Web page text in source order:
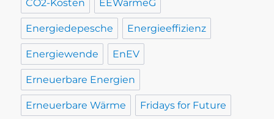
CO2-Kosten EEWärmeG
Energiedepesche Energieeffizienz
Energiewende EnEV
Erneuerbare Energien
Erneuerbare Wärme Fridays for Future